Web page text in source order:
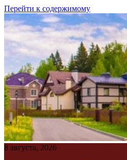
Перейти к содержимому
8 августа, 2026